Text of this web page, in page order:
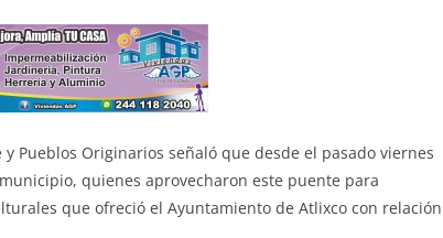
Pueblos Originarios señaló que desde el pasado viernes
quienes aprovecharon este puente para
que ofreció el Ayuntamiento de Atlixco con relación